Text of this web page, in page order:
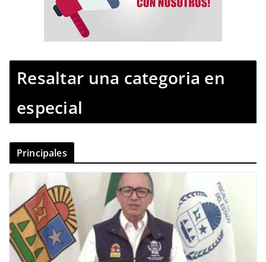
Resaltar una categoria en
especial
Principales